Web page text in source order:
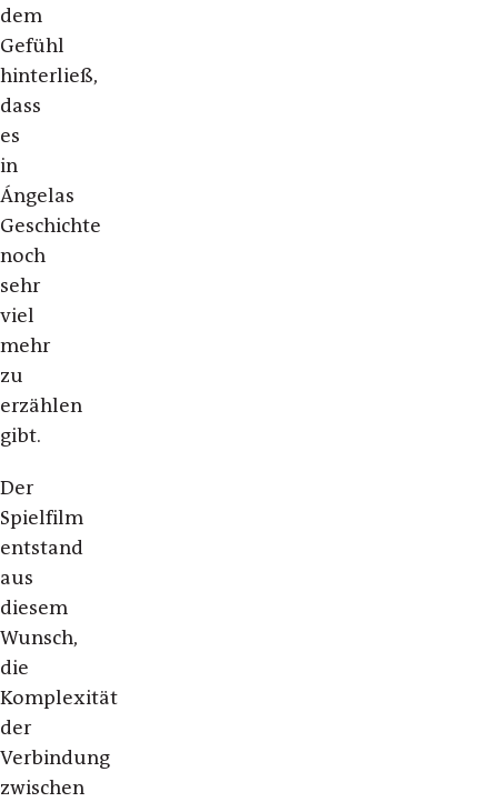
dem
Gefühl
hinterließ,
dass
es
in
Ángelas
Geschichte
noch
sehr
viel
mehr
zu
erzählen
gibt.
Der
Spielfilm
entstand
aus
diesem
Wunsch,
die
Komplexität
der
Verbindung
zwischen